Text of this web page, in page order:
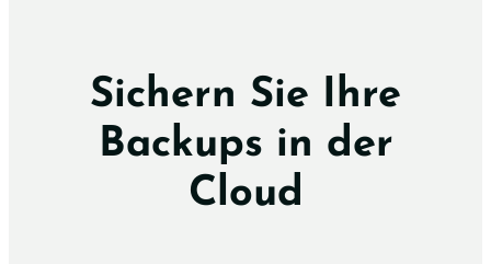
Sichern Sie Ihre
Backups in der
Cloud